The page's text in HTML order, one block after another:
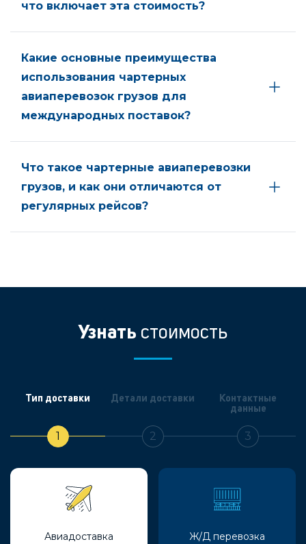
что включает эта стоимость?
Какие основные преимущества
использования чартерных
авиаперевозок грузов для
международных поставок?
Что такое чартерные авиаперевозки
грузов, и как они отличаются от
регулярных рейсов?
Узнать стоимость
Тип доставки
1
Детали доставки
2
Контактные
данные
3
Авиадоставка Ж/Д перевозка